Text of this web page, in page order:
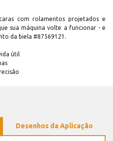
com rolamentos projetados e
sua máquina volte a funcionar - e
da biela #87569121.
útil
Desenhos da Aplicação